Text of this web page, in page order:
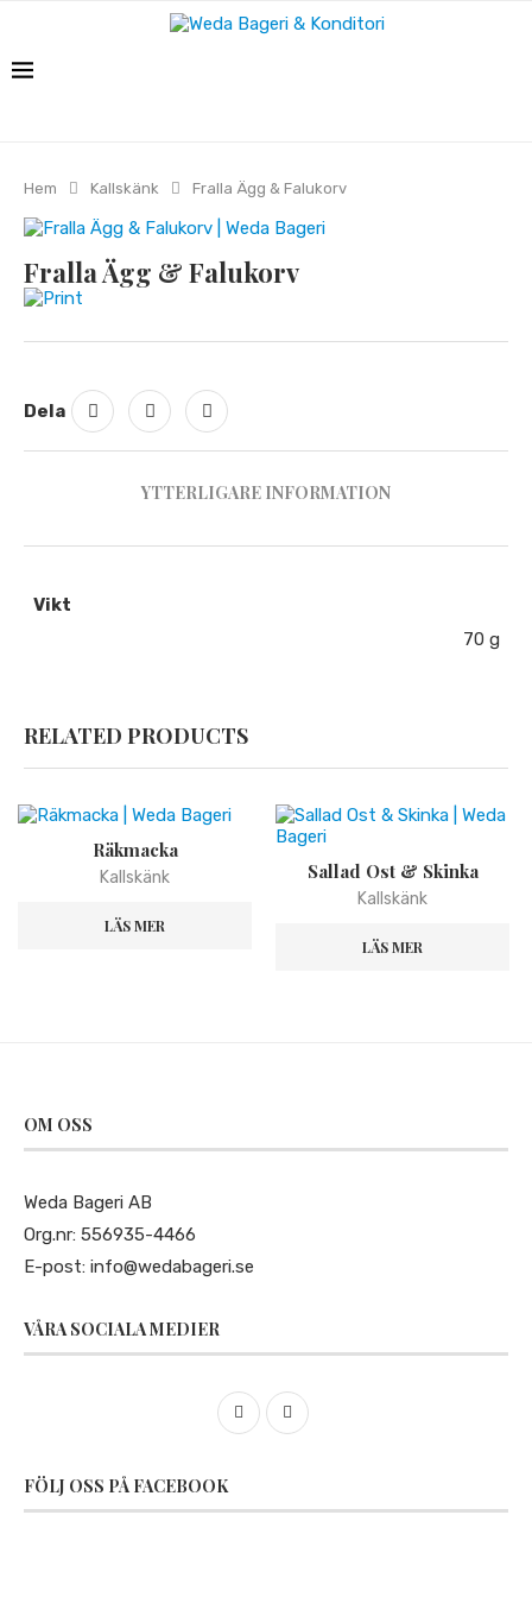
Hem Kallskänk Fralla Ägg & Falukorv
Fralla Ägg & Falukorv
Print
Dela
YTTERLIGARE INFORMATION
Vikt
70 g
RELATED PRODUCTS
Räkmacka
Kallskänk
LÄS MER
Sallad Ost & Skinka
Kallskänk
LÄS MER
OM OSS
Weda Bageri AB
Org.nr: 556935-4466
E-post: info@wedabageri.se
VÅRA SOCIALA MEDIER
FÖLJ OSS PÅ FACEBOOK